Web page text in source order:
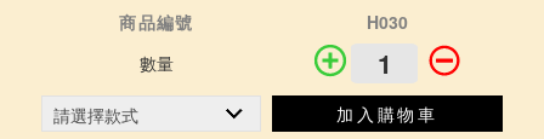
商品編號
H030
數量
加入購物車